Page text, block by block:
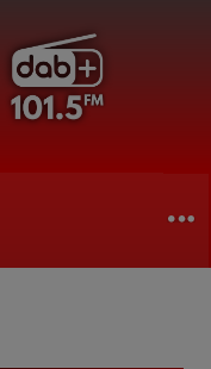
LA SEMAINE